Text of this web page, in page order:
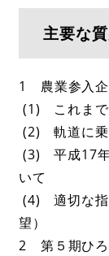
主要な
1 農業参入企
(1) これまで
(2) 軌道に乗
(3) 平成17年
いて
(4) 適切な指
望）
2 第５期ひろ